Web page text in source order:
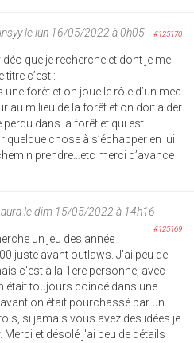
le lun 16/05/2022 à 0h05 #125170
que je recherche et dont je me
titre c’est :
une forêt et on joue le rôle d’un mec
au milieu de la forêt et on doit aider
perdu dans la forêt et qui est
quelque chose à s’échapper en lui
prendre…etc merci d’avance
le dim 15/05/2022 à 14h16
#125169
un jeu des année
juste avant outlaws. J'ai peu de
c'est à la 1ere personne, avec
était toujours coincé dans une
on était pourchassé par un
si jamais vous avez des idées je
Merci et désolé j'ai peu de détails